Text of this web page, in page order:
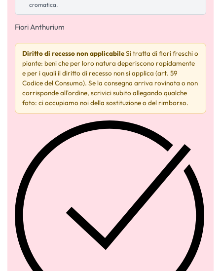
cromatica.
Fiori Anthurium
Diritto di recesso non applicabileSi tratta di fiori freschi o
piante: beni che per loro natura deperiscono rapidamente
e per i quali il diritto di recesso non si applica (art. 59
Codice del Consumo). Se la consegna arriva rovinata o non
corrisponde all'ordine, scrivici subito allegando qualche
foto: ci occupiamo noi della sostituzione o del rimborso.